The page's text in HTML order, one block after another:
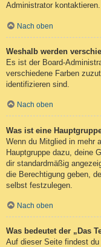
Administrator kontaktieren.
Nach oben
Weshalb werden
Es ist der Board-
verschiedene Farben
identifizieren sind.
Nach oben
Was ist eine
Wenn du Mitglied in mehr
Hauptgruppe dazu, deine
dir standardmäßig
die Berechtigung geben,
selbst festzulegen.
Nach oben
Was bedeutet der „Das
Auf dieser Seite findest